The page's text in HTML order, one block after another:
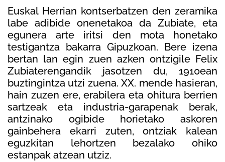
Euskal Herrian kontserbatzen den zeramika
labe adibide onenetakoa da Zubiate, eta
egunera arte iritsi den mota honetako
testigantza bakarra Gipuzkoan. Bere izena
bertan lan egin zuen azken ontzigile Felix
Zubiaterengandik jasotzen du, 1910ean
buztingintza utzi zuena. XX. mende hasieran,
hain zuzen ere, erabilera eta ohitura berrien
sartzeak eta industria-garapenak berak,
antzinako ogibide horietako askoren
gainbehera ekarri zuten, ontziak kalean
eguzkitan lehortzen bezalako ohiko
estanpak atzean utziz.